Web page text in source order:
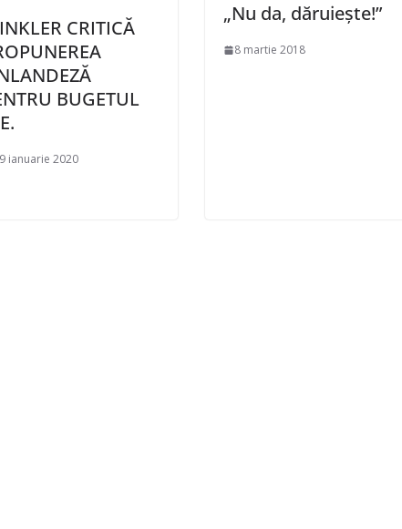
CRITICĂ
BUGETUL
ianuarie 2020
„Nu da, dăruiește!”
8 martie 2018